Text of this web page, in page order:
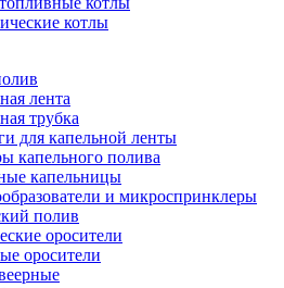
котлы
лента
трубка
для капельной ленты
капельного полива
капельницы
и микроспринклеры
полив
оросители
оросители